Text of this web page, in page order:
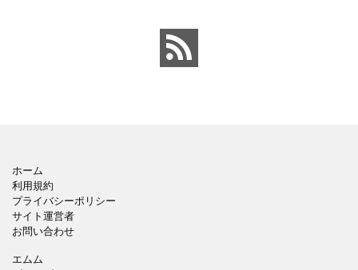
トにおすすめします。 ダ
ウンロードしてテキス
ホーム
利用規約
プライバシーポリシー
サイト運営者
お問い合わせ
エムム